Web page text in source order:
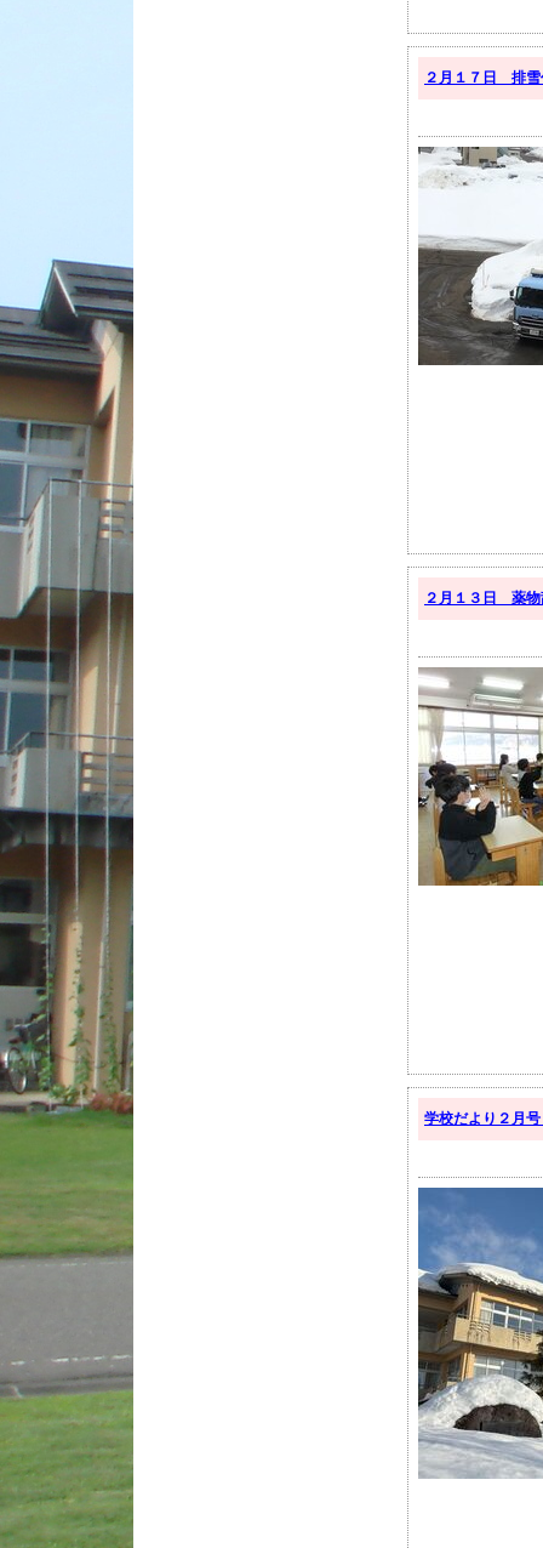
２月１７日 排雪
２月１３日 薬物
学校だより２月